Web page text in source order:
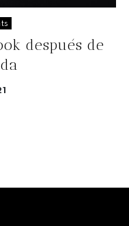
después de